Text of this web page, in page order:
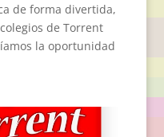
de forma divertida,
de Torrent
la oportunidad